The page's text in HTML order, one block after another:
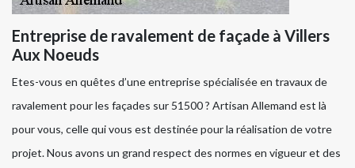
Entreprise de ravalement de façade à Villers
Aux Noeuds
Etes-vous en quêtes d’une entreprise spécialisée en travaux de
ravalement pour les façades sur 51500 ? Artisan Allemand est là
pour vous, celle qui vous est destinée pour la réalisation de votre
projet. Nous avons un grand respect des normes en vigueur et des